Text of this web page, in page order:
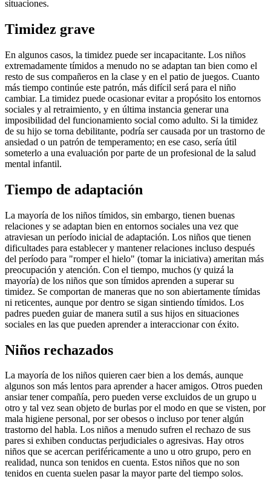
situaciones.
Timidez grave
En algunos casos, la timidez puede ser incapacitante. Los niños
extremadamente tímidos a menudo no se adaptan tan bien como el
resto de sus compañeros en la clase y en el patio de juegos. Cuanto
más tiempo continúe este patrón, más difícil será para el niño
cambiar. La timidez puede ocasionar evitar a propósito los entornos
sociales y al retraimiento, y en última instancia generar una
imposibilidad del funcionamiento social como adulto. Si la timidez
de su hijo se torna debilitante, podría ser causada por un trastorno de
ansiedad o un patrón de temperamento; en ese caso, sería útil
someterlo a una evaluación por parte de un profesional de la salud
mental infantil.
Tiempo de adaptación
La mayoría de los niños tímidos, sin embargo, tienen buenas
relaciones y se adaptan bien en entornos sociales una vez que
atraviesan un período inicial de adaptación. Los niños que tienen
dificultades para establecer y mantener relaciones incluso después
del período para "romper el hielo" (tomar la iniciativa) ameritan más
preocupación y atención. Con el tiempo, muchos (y quizá la
mayoría) de los niños que son tímidos aprenden a superar su
timidez. Se comportan de maneras que no son abiertamente tímidas
ni reticentes, aunque por dentro se sigan sintiendo tímidos. Los
padres pueden guiar de manera sutil a sus hijos en situaciones
sociales en las que pueden aprender a interaccionar con éxito.
Niños rechazados
La mayoría de los niños quieren caer bien a los demás, aunque
algunos son más lentos para aprender a hacer amigos. Otros pueden
ansiar tener compañía, pero pueden verse excluidos de un grupo u
otro y tal vez sean objeto de burlas por el modo en que se visten, por
mala higiene personal, por ser obesos o incluso por tener algún
trastorno del habla. Los niños a menudo sufren el rechazo de sus
pares si exhiben conductas perjudiciales o agresivas. Hay otros
niños que se acercan periféricamente a uno u otro grupo, pero en
realidad, nunca son tenidos en cuenta. Estos niños que no son
tenidos en cuenta suelen pasar la mayor parte del tiempo solos.